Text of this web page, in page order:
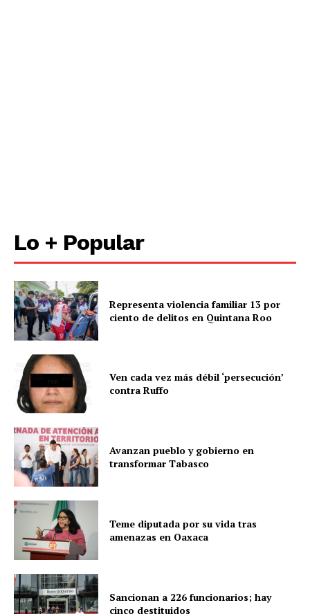
Lo + Popular
Representa violencia familiar 13 por
ciento de delitos en Quintana Roo
Ven cada vez más débil ‘persecución’
contra Ruffo
Avanzan pueblo y gobierno en
transformar Tabasco
Teme diputada por su vida tras
amenazas en Oaxaca
Sancionan a 226 funcionarios; hay
cinco destituidos